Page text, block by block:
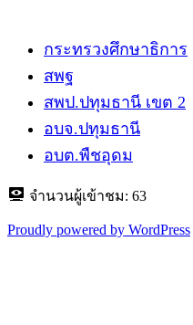
กระทรวงศึกษาธิการ
สพฐ
สพป.ปทุมธานี​ เขต 2
อบจ.ปทุมธานี
อบต.พืชอุดม
จำนวนผู้เข้าชม: 63
Proudly powered by WordPress